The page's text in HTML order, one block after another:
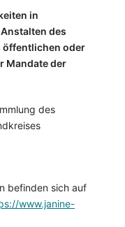
in
des
öffentlichen oder
Mandate der
des
befinden sich auf
www.janine-